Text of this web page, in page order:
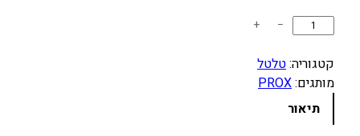
ו
ת
ל
−
+
קטגוריה:טלטל
מותגים:PROX
תיאור